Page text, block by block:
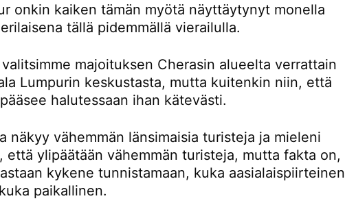
onkin kaiken tämän myötä näyttäytynyt monella
tällä pidemmällä vierailulla.
majoituksen Cherasin alueelta verrattain
Lumpurin keskustasta, mutta kuitenkin niin, että
halutessaan ihan kätevästi.
näkyy vähemmän länsimaisia turisteja ja mieleni
että ylipäätään vähemmän turisteja, mutta fakta on,
kykene tunnistamaan, kuka aasialaispiirteinen
paikallinen.